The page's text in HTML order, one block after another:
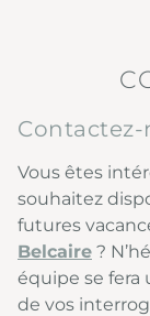
Contactez-
Vous êtes
souhaitez
futures
Belcaire ?
équipe se fera
de vos